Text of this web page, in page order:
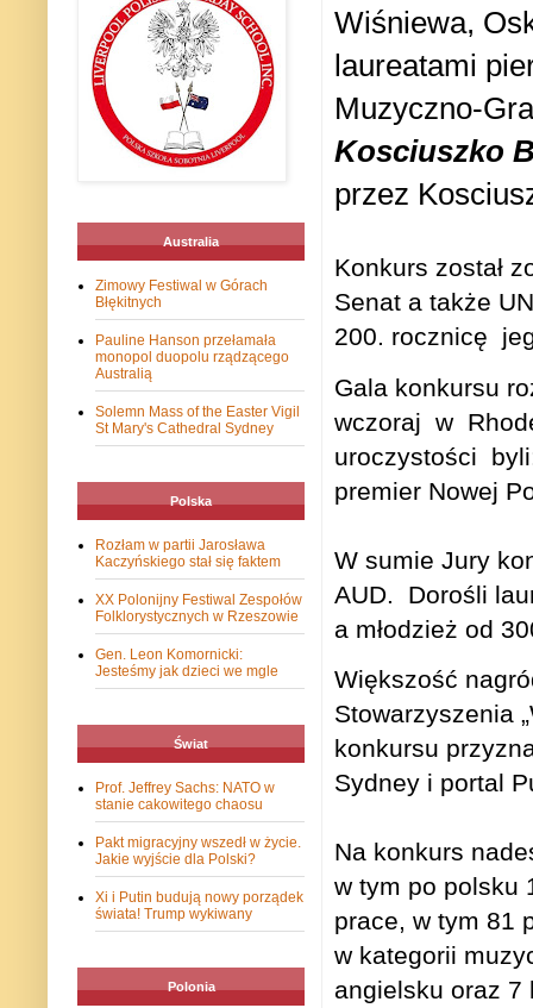
Wiśniewa,
laureatami
Muzyczno-
Kosciuszko
przez
Konkurs został
Senat a także
200. rocznicę
Gala konkursu
wczoraj w
uroczystości
premier Nowej
W sumie Jury
AUD.
Dorośli
a młodzież od
Większość
Stowarzyszenia
konkursu
Sydney i portal
Na konkurs
w tym po polsku
prace, w tym 81
w kategorii
angielsku oraz
Australia
Zimowy Festiwal w Górach
Błękitnych
Pauline Hanson przełamała
monopol duopolu rządzącego
Australią
Solemn Mass of the Easter Vigil
St Mary's Cathedral Sydney
Polska
Rozłam w partii Jarosława
Kaczyńskiego stał się faktem
XX Polonijny Festiwal Zespołów
Folklorystycznych w Rzeszowie
Gen. Leon Komornicki:
Jesteśmy jak dzieci we mgle
Świat
Prof. Jeffrey Sachs: NATO w
stanie cakowitego chaosu
Pakt migracyjny wszedł w życie.
Jakie wyjście dla Polski?
Xi i Putin budują nowy porządek
świata! Trump wykiwany
Polonia